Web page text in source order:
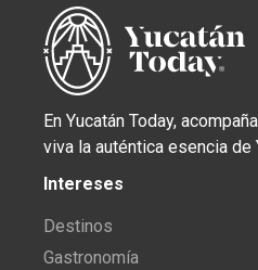
En Yucatán Today,
viva la auténtica esencia de
Intereses
Destinos
Gastronomía